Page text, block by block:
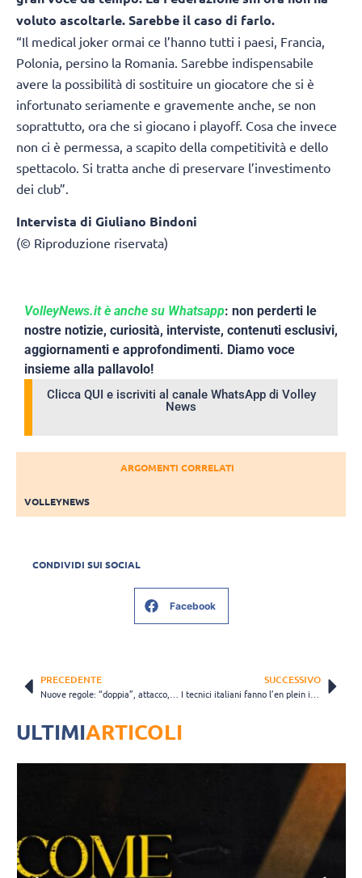
voluto ascoltarle. Sarebbe il caso di farlo.
“Il medical joker ormai ce l’hanno tutti i paesi, Francia,
Polonia, persino la Romania. Sarebbe indispensabile
avere la possibilità di sostituire un giocatore che si è
infortunato seriamente e gravemente anche, se non
soprattutto, ora che si giocano i playoff. Cosa che invece
non ci è permessa, a scapito della competitività e dello
spettacolo. Si tratta anche di preservare l’investimento
dei club”.
Intervista di Giuliano Bindoni
(© Riproduzione riservata)
VolleyNews.it è anche su Whatsapp: non perderti le
nostre notizie, curiosità, interviste, contenuti esclusivi,
aggiornamenti e approfondimenti. Diamo voce
insieme alla pallavolo!
Clicca QUI e iscriviti al canale WhatsApp di Volley
News
ARGOMENTI CORRELATI
VOLLEYNEWS
CONDIVIDI SUI SOCIAL
Facebook
PRECEDENTE
Nuove regole: “doppia”, attacco, sostituzioni, segnalazioni, fischi e altro… la FIVB cambia il gioco
SUCCESSIVO
I tecnici italiani fanno l’en plein in Europa: nelle finali sono 8 su 8!
ULTIMIARTICOLI